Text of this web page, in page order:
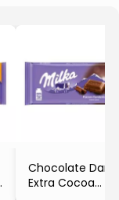
Chocolate Dark
Extra Cocoa